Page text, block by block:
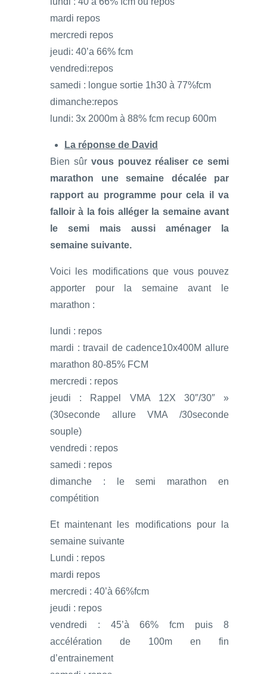
mardi repos
mercredi repos
jeudi: 40’a 66% fcm
vendredi:repos
samedi : longue sortie 1h30 à 77%fcm
dimanche:repos
lundi: 3x 2000m à 88% fcm recup 600m
La réponse de David
Bien sûr vous pouvez réaliser ce semi
marathon une semaine décalée par
rapport au programme pour cela il va
falloir à la fois alléger la semaine avant
le semi mais aussi aménager la
semaine suivante.
Voici les modifications que vous pouvez
apporter pour la semaine avant le
marathon :
lundi : repos
mardi : travail de cadence10x400M allure
marathon 80-85% FCM
mercredi : repos
jeudi : Rappel VMA 12X 30″/30″ »
(30seconde allure VMA /30seconde
souple)
vendredi : repos
samedi : repos
dimanche : le semi marathon en
compétition
Et maintenant les modifications pour la
semaine suivante
Lundi : repos
mardi repos
mercredi : 40’à 66%fcm
jeudi : repos
vendredi : 45’à 66% fcm puis 8
accélération de 100m en fin
d’entrainement